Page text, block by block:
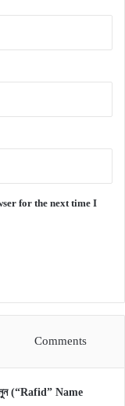
for the next time I
Comments
(“Rafid” Name